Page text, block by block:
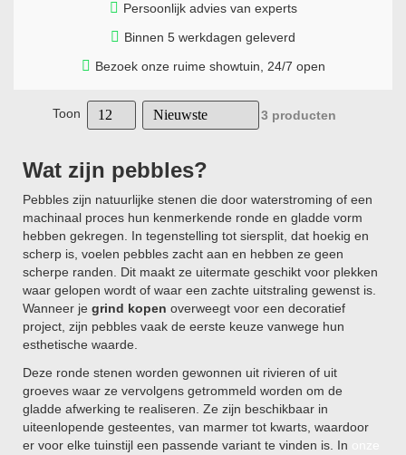
Persoonlijk advies van experts
Binnen 5 werkdagen geleverd
Bezoek onze ruime showtuin, 24/7 open
Toon 3 producten
Wat zijn pebbles?
Pebbles zijn natuurlijke stenen die door waterstroming of een
machinaal proces hun kenmerkende ronde en gladde vorm
hebben gekregen. In tegenstelling tot siersplit, dat hoekig en
scherp is, voelen pebbles zacht aan en hebben ze geen
scherpe randen. Dit maakt ze uitermate geschikt voor plekken
waar gelopen wordt of waar een zachte uitstraling gewenst is.
Wanneer je grind kopen overweegt voor een decoratief
project, zijn pebbles vaak de eerste keuze vanwege hun
esthetische waarde.
Deze ronde stenen worden gewonnen uit rivieren of uit
groeves waar ze vervolgens getrommeld worden om de
gladde afwerking te realiseren. Ze zijn beschikbaar in
uiteenlopende gesteentes, van marmer tot kwarts, waardoor
er voor elke tuinstijl een passende variant te vinden is. In